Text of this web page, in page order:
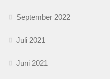
September 2022
Juli 2021
Juni 2021